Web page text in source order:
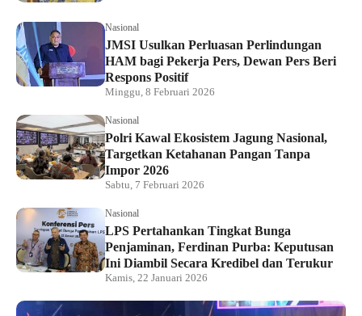
Nasional
JMSI Usulkan Perluasan Perlindungan
HAM bagi Pekerja Pers, Dewan Pers Beri
Respons Positif
Minggu, 8 Februari 2026
Nasional
Polri Kawal Ekosistem Jagung Nasional,
Targetkan Ketahanan Pangan Tanpa
Impor 2026
Sabtu, 7 Februari 2026
Nasional
LPS Pertahankan Tingkat Bunga
Penjaminan, Ferdinan Purba: Keputusan
Ini Diambil Secara Kredibel dan Terukur
Kamis, 22 Januari 2026